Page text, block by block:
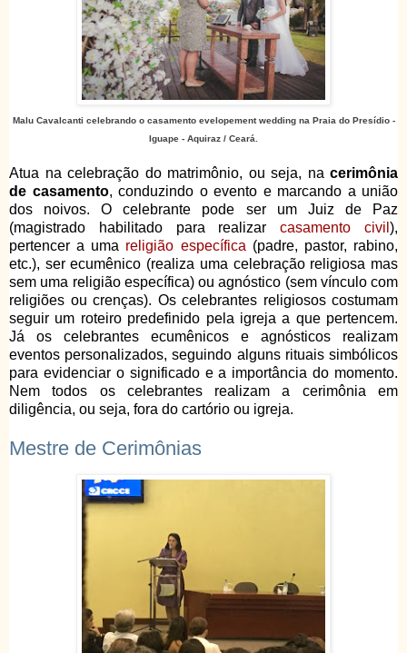
Malu Cavalcanti celebrando o casamento evelopement wedding na Praia do Presídio -
Iguape - Aquiraz / Ceará.
Atua na celebração do matrimônio, ou seja, na cerimônia
de casamento, conduzindo o evento e marcando a união
dos noivos. O celebrante pode ser um Juiz de Paz
(magistrado habilitado para realizarcasamento civil),
pertencer a uma religião específica (padre, pastor, rabino,
etc.), ser ecumênico (realiza uma celebração religiosa mas
sem uma religião específica) ou agnóstico (sem vínculo com
religiões ou crenças). Os celebrantes religiosos costumam
seguir um roteiro predefinido pela igreja a que pertencem.
Já os celebrantes ecumênicos e agnósticos realizam
eventos personalizados, seguindo alguns rituais simbólicos
para evidenciar o significado e a importância do momento.
Nem todos os celebrantes realizam a cerimônia em
diligência, ou seja, fora do cartório ou igreja.
Mestre de Cerimônias